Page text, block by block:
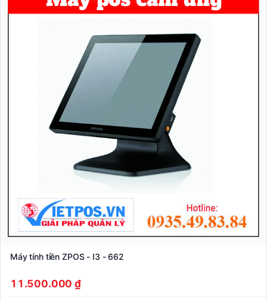
Máy tính tiền ZPOS - I3 - 662
11.500.000 ₫